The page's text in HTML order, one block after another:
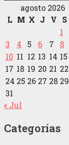
agosto 2026
L M X J V S
1
3
4 5 6 7 8
10 11 12 13 14 15
17 18 19 20 21 22
24 25 26 27 28 29
31
« Jul
Categorías